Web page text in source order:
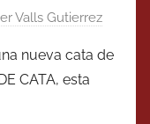
Valls Gutierrez
nueva cata de
CATA, esta